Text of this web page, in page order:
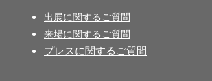
出展に関するご質問
来場に関するご質問
プレスに関するご質問